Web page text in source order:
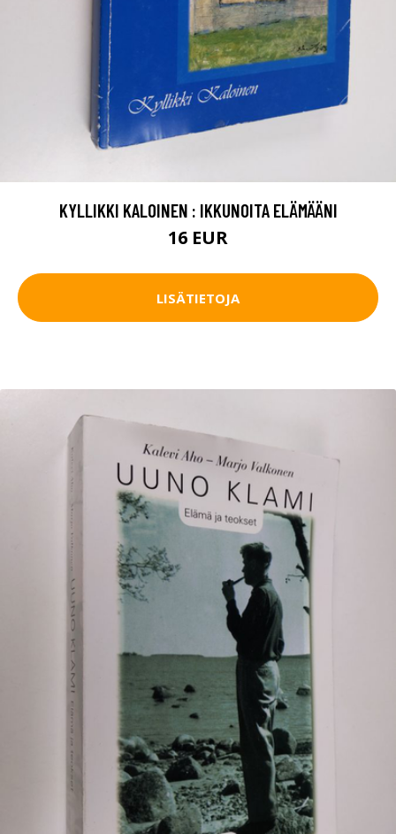
KYLLIKKI KALOINEN : IKKUNOITA ELÄMÄÄNI
16 EUR
LISÄTIETOJA